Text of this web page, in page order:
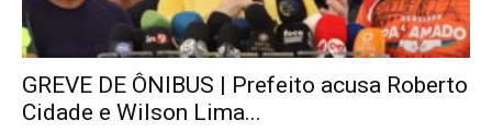
GREVE DE ÔNIBUS | Prefeito acusa Roberto
Cidade e Wilson Lima...